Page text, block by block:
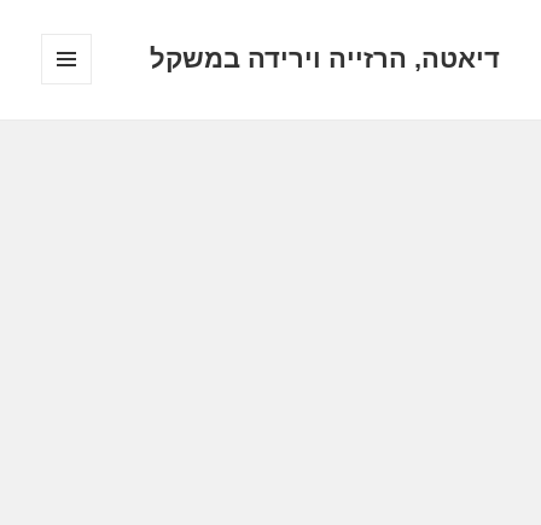
דיאטה, הרזייה וירידה במשקל